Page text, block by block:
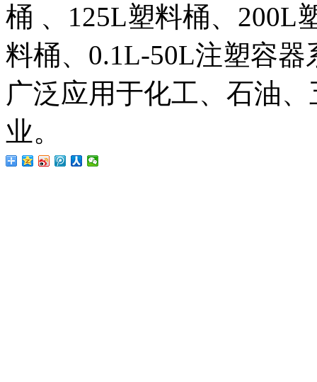
桶 、125L塑料桶、200L
料桶、0.1L-50L注塑容
广泛应用于化工、石油
业。